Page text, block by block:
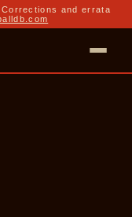
and errata